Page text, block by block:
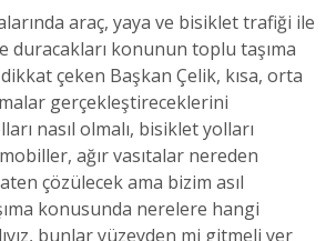
araç, yaya ve bisiklet trafiği ile
duracakları konunun toplu taşıma
çeken Başkan Çelik, kısa, orta
gerçekleştireceklerini
nasıl olmalı, bisiklet yolları
ağır vasıtalar nereden
çözülecek ama bizim asıl
konusunda nerelere hangi
bunlar yüzeyden mi gitmeli yer